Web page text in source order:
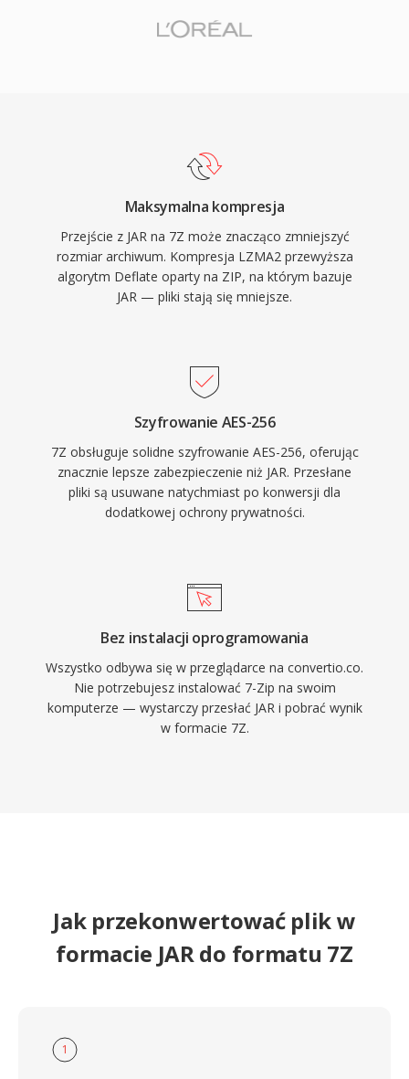
Maksymalna kompresja
Przejście z JAR na 7Z może znacząco zmniejszyć
rozmiar archiwum. Kompresja LZMA2 przewyższa
algorytm Deflate oparty na ZIP, na którym bazuje
JAR — pliki stają się mniejsze.
Szyfrowanie AES-256
7Z obsługuje solidne szyfrowanie AES-256, oferując
znacznie lepsze zabezpieczenie niż JAR. Przesłane
pliki są usuwane natychmiast po konwersji dla
dodatkowej ochrony prywatności.
Bez instalacji oprogramowania
Wszystko odbywa się w przeglądarce na convertio.co.
Nie potrzebujesz instalować 7-Zip na swoim
komputerze — wystarczy przesłać JAR i pobrać wynik
w formacie 7Z.
Jak przekonwertować plik w
formacie JAR do formatu 7Z
1